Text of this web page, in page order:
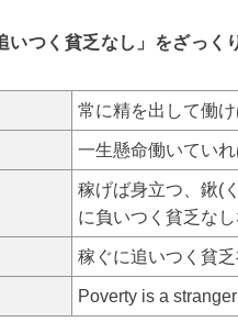
いつく貧乏なし」をざっ
常に精を出して働
一生懸命働いてい
稼げば身立つ、鍬(
に負いつく貧乏な
稼ぐに追いつく貧
Poverty is a